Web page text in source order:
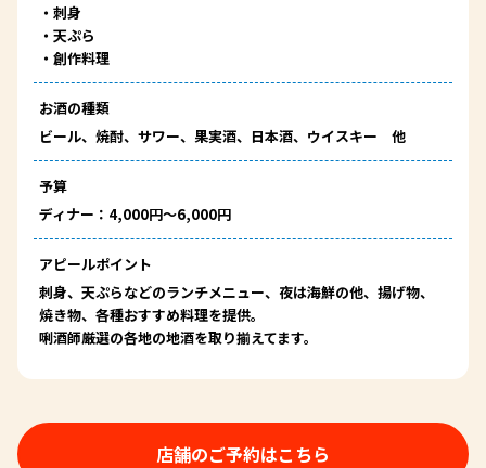
・ 刺身
・ 天ぷら
・ 創作料理
お酒の種類
ビール、焼酎、サワー、果実酒、日本酒、ウイスキー 他
予算
ディナー：4,000円～6,000円
アピールポイント
刺身、天ぷらなどのランチメニュー、夜は海鮮の他、揚げ物、
焼き物、各種おすすめ料理を提供。
唎酒師厳選の各地の地酒を取り揃えてます。
店舗のご予約はこちら